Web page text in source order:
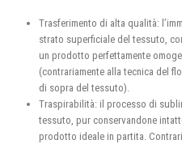
Trasferimento di alta qualità:
strato superficiale del tessuto,
un prodotto perfettamente
(contrariamente alla tecnica del
di sopra del tessuto).
Traspirabilità: il processo di
tessuto, pur conservandone
prodotto ideale in partita.